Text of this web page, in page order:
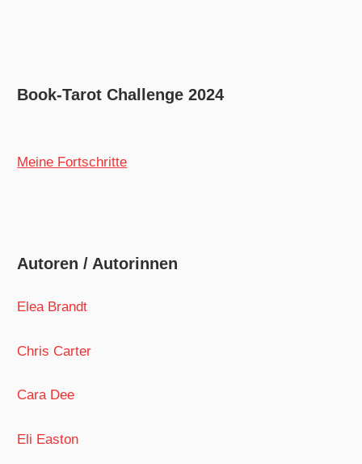
Book-Tarot Challenge 2024
Meine Fortschritte
Autoren / Autorinnen
Elea Brandt
Chris Carter
Cara Dee
Eli Easton